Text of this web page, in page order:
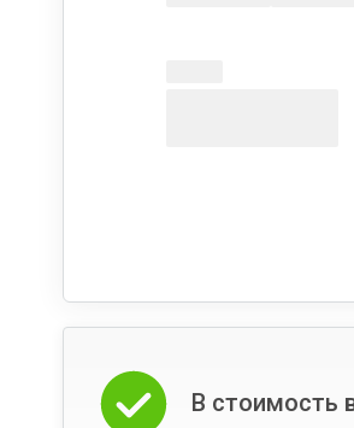
В стоимость